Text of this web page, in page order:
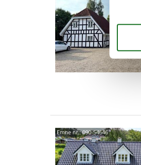
Emne nr.:090-54646